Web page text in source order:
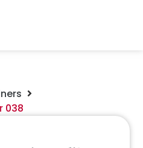
038